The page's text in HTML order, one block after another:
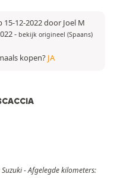
12-2022 door Joel M
- bekijk origineel (Spaans)
kopen? JA
- Afgelegde kilometers: